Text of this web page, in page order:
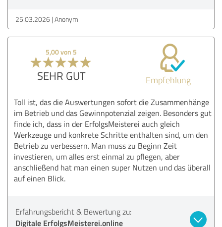
25.03.2026 Anonym
5,00 von 5
SEHR GUT Empfehlung
Toll ist, das die Auswertungen sofort die Zusammenhänge
im Betrieb und das Gewinnpotenzial zeigen. Besonders gut
finde ich, dass in der ErfolgsMeisterei auch gleich
Werkzeuge und konkrete Schritte enthalten sind, um den
Betrieb zu verbessern. Man muss zu Beginn Zeit
investieren, um alles erst einmal zu pflegen, aber
anschließend hat man einen super Nutzen und das überall
auf einen Blick.
Erfahrungsbericht & Bewertung zu:
Digitale ErfolgsMeisterei.online